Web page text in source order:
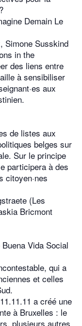
Demain Le
Simone Susskind
in the
des liens entre
à sensibiliser
aux
de listes aux
belges sur
Sur le principe
participera à des
citoyen·nes
(Les
Bricmont
Vida Social
qui a
et celles
a créé une
à Bruxelles : le
plusieurs autres